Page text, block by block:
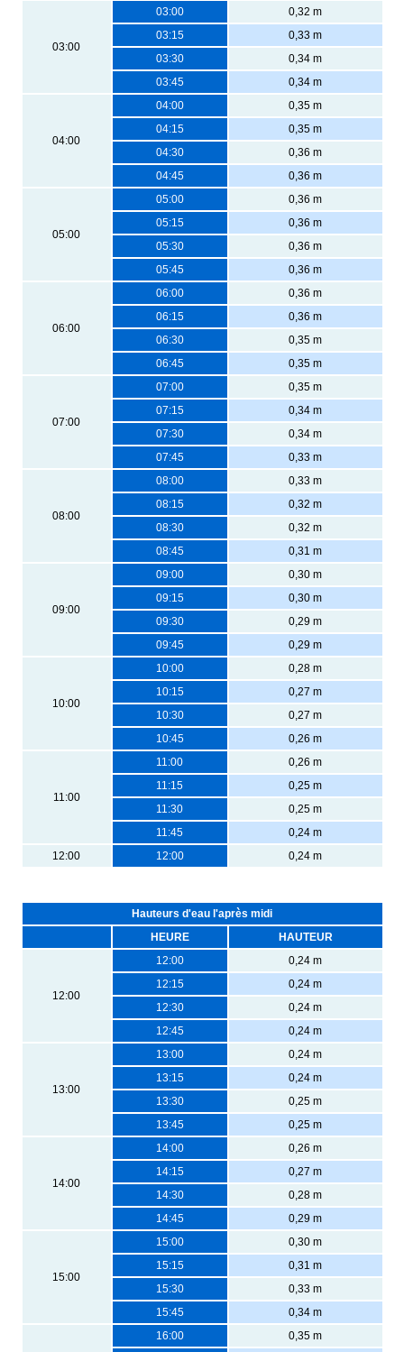
03:00
03:00
0,32 m
03:15
0,33 m
03:30
0,34 m
03:45
0,34 m
04:00
04:00
0,35 m
04:15
0,35 m
04:30
0,36 m
04:45
0,36 m
05:00
05:00
0,36 m
05:15
0,36 m
05:30
0,36 m
05:45
0,36 m
06:00
06:00
0,36 m
06:15
0,36 m
06:30
0,35 m
06:45
0,35 m
07:00
07:00
0,35 m
07:15
0,34 m
07:30
0,34 m
07:45
0,33 m
08:00
08:00
0,33 m
08:15
0,32 m
08:30
0,32 m
08:45
0,31 m
09:00
09:00
0,30 m
09:15
0,30 m
09:30
0,29 m
09:45
0,29 m
10:00
10:00
0,28 m
10:15
0,27 m
10:30
0,27 m
10:45
0,26 m
11:00
11:00
0,26 m
11:15
0,25 m
11:30
0,25 m
11:45
0,24 m
12:00
12:00 0,24 m
Hauteurs d'eau l'après midi
HEURE
HAUTEUR
12:00
12:00
0,24 m
12:15
0,24 m
12:30
0,24 m
12:45
0,24 m
13:00
13:00
0,24 m
13:15
0,24 m
13:30
0,25 m
13:45
0,25 m
14:00
14:00
0,26 m
14:15
0,27 m
14:30
0,28 m
14:45
0,29 m
15:00
15:00
0,30 m
15:15
0,31 m
15:30
0,33 m
15:45
0,34 m
16:00
0,35 m